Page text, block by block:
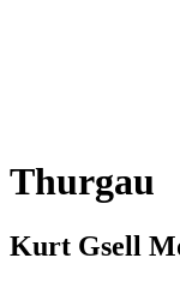
Thurgau
Kurt Gsell